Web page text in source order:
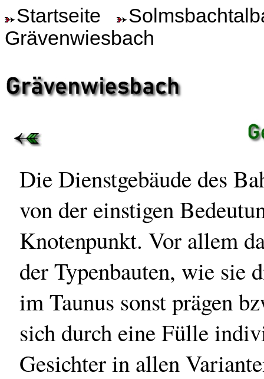
Startseite
Grävenwiesbach
Die Dienstgebäude des
von der einstigen
Knotenpunkt. Vor allem
der Typenbauten, wie sie
im Taunus sonst prägen
sich durch eine Fülle
Gesichter in allen